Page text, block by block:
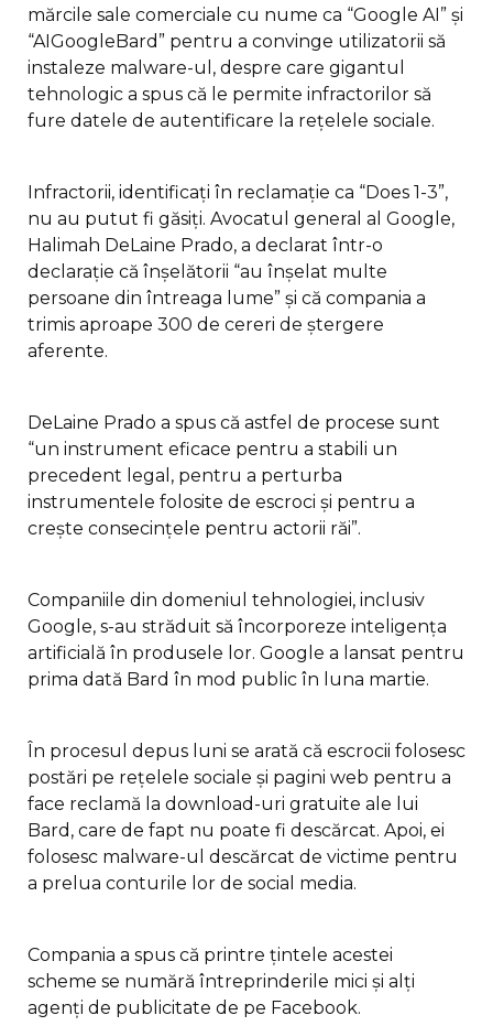
mărcile sale comerciale cu nume ca “Google AI” și
“AIGoogleBard” pentru a convinge utilizatorii să
instaleze malware-ul, despre care gigantul
tehnologic a spus că le permite infractorilor să
fure datele de autentificare la rețelele sociale.
Infractorii, identificați în reclamație ca “Does 1-3”,
nu au putut fi găsiți. Avocatul general al Google,
Halimah DeLaine Prado, a declarat într-o
declarație că înșelătorii “au înșelat multe
persoane din întreaga lume” și că compania a
trimis aproape 300 de cereri de ștergere
aferente.
DeLaine Prado a spus că astfel de procese sunt
“un instrument eficace pentru a stabili un
precedent legal, pentru a perturba
instrumentele folosite de escroci și pentru a
crește consecințele pentru actorii răi”.
Companiile din domeniul tehnologiei, inclusiv
Google, s-au străduit să încorporeze inteligența
artificială în produsele lor. Google a lansat pentru
prima dată Bard în mod public în luna martie.
În procesul depus luni se arată că escrocii folosesc
postări pe rețelele sociale și pagini web pentru a
face reclamă la download-uri gratuite ale lui
Bard, care de fapt nu poate fi descărcat. Apoi, ei
folosesc malware-ul descărcat de victime pentru
a prelua conturile lor de social media.
Compania a spus că printre țintele acestei
scheme se numără întreprinderile mici și alți
agenți de publicitate de pe Facebook.